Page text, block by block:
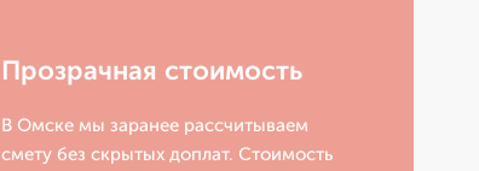
Прозрачная стоимость
В Омске мы заранее рассчитываем
смету без скрытых доплат. Стоимость